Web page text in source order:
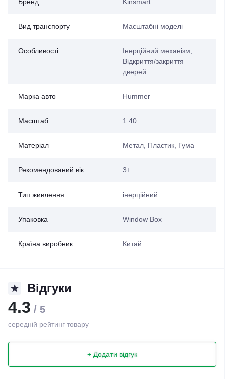
Вид транспорту Масштабні моделі
Особливості
Інерційний механізм,
Відкриття/закриття
дверей
Марка авто Hummer
Масштаб 1:40
Матеріал Метал, Пластик, Гума
Рекомендований вік 3+
Тип живлення інерційний
Упаковка Window Box
Країна виробник Китай
Відгуки
4.3 / 5
середній рейтинг товару
+ Додати відгук